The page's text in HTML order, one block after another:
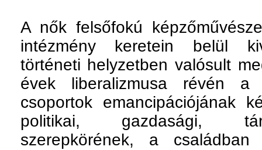
A nők felsőfokú
intézmény keretein belül
történeti helyzetben valósult
évek liberalizmusa révén a
csoportok emancipációjának
politikai, gazdasági,
szerepkörének, a